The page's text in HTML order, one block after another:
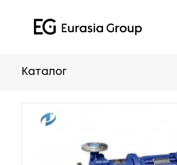
Каталог